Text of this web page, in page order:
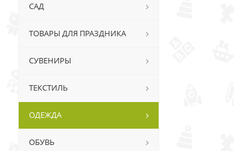
САД
ТОВАРЫ ДЛЯ ПРАЗДНИКА
СУВЕНИРЫ
ТЕКСТИЛЬ
ОДЕЖДА
ОБУВЬ